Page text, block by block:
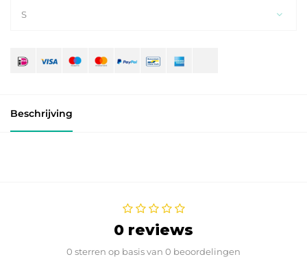
S
Beschrijving
0 reviews
0 sterren op basis van 0 beoordelingen